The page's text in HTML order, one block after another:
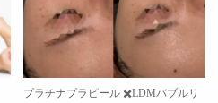
プラチナプラピール ✖️LDMバブルリ